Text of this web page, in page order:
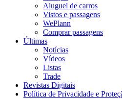
Aluguel de carros
Vistos e passagens
WePlann
Comprar passagens
Últimas
Notícias
Vídeos
Listas
Trade
Revistas Digitais
Política de Privacidade e